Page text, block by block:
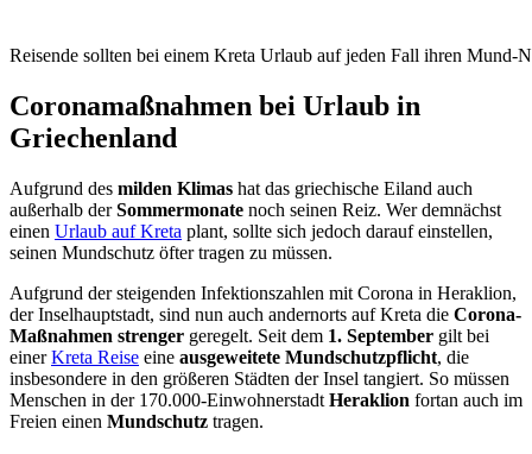
Reisende sollten bei einem Kreta Urlaub auf jeden Fall ihren Mund-
Coronamaßnahmen bei Urlaub in
Griechenland
Aufgrund des milden Klimas hat das griechische Eiland auch
außerhalb derSommermonate noch seinen Reiz. Wer demnächst
einen Urlaub auf Kreta plant, sollte sich jedoch darauf einstellen,
seinen Mundschutz öfter tragen zu müssen.
Aufgrund der steigenden Infektionszahlen mit Corona in Heraklion,
der Inselhauptstadt, sind nun auch andernorts auf Kreta die Corona-
Maßnahmen strenger geregelt. Seit dem 1. September gilt bei
einerKreta Reise eine ausgeweitete Mundschutzpflicht, die
insbesondere in den größeren Städten der Insel tangiert. So müssen
Menschen in der 170.000-Einwohnerstadt Heraklion fortan auch im
Freien einen Mundschutz tragen.